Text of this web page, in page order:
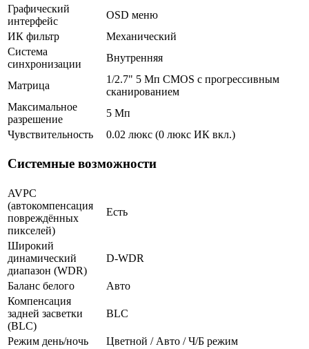
Графический
интерфейс
OSD меню
ИК фильтр
Механический
Система
синхронизации
Внутренняя
Матрица
1/2.7" 5 Мп CMOS с прогрессивным
сканированием
Максимальное
разрешение
5 Мп
Чувствительность
0.02 люкс (0 люкс ИК вкл.)
Системные возможности
AVPC
(автокомпенсация
повреждённых
пикселей)
Есть
Широкий
динамический
диапазон (WDR)
D-WDR
Баланс белого
Авто
Компенсация
задней засветки
(BLC)
BLC
Режим день/ночь
Цветной / Авто / Ч/Б режим